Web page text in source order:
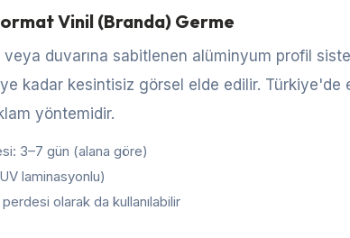
Vinil (Branda) Germe
veya duvarına sabitlenen alüminyum profil
kadar kesintisiz görsel elde edilir. Türkiye'de
yöntemidir.
3–7 gün (alana göre)
laminasyonlu)
olarak da kullanılabilir